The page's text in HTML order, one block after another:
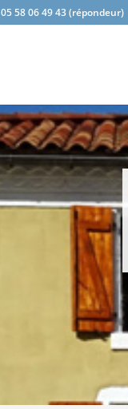
05 58 06 49 43 (répondeur)